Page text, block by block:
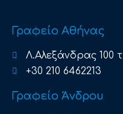
Γραφείο Αθήνας
Λ.Αλεξάνδρας 100
+30 210 6462213
Γραφείο Άνδρου